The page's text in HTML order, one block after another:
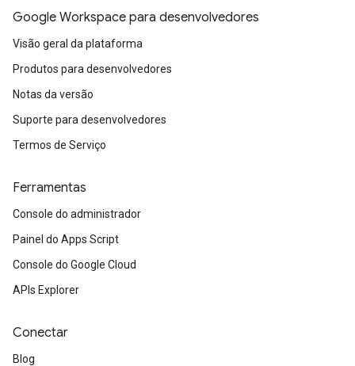
Google Workspace para desenvolvedores
Visão geral da plataforma
Produtos para desenvolvedores
Notas da versão
Suporte para desenvolvedores
Termos de Serviço
Ferramentas
Console do administrador
Painel do Apps Script
Console do Google Cloud
APIs Explorer
Conectar
Blog